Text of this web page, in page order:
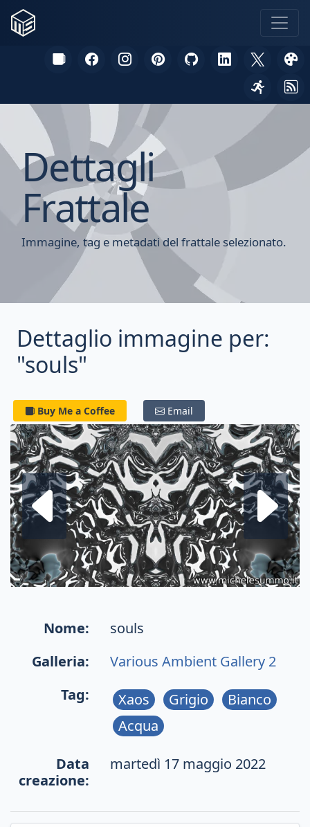
Dettagli
Frattale
Immagine, tag e metadati del frattale selezionato.
Dettaglio immagine per:
"souls"
Buy Me a Coffee Email
Frattale
Nome:
souls
Galleria:
Various Ambient Gallery 2
Tag:
Xaos Grigio
Bianco
Acqua
Data
creazione:
martedì 17 maggio 2022